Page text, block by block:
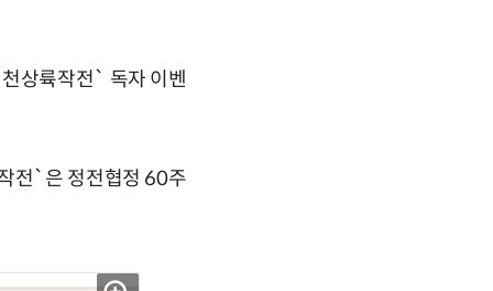
상륙작전` 독자 이벤
전`은 정전협정 60주